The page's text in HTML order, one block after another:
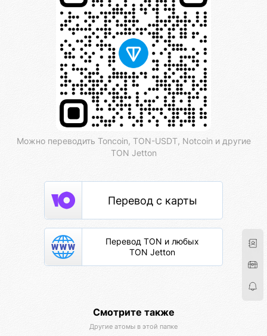
Можно переводить Toncoin, TON-USDT, Notcoin и другие
TON Jetton
Перевод с карты
Перевод TON и любых
TON Jetton
Смотрите также
Другие атомы в этой папке